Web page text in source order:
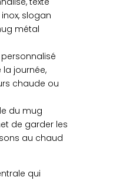
slogan
métal
journée,
chaude ou
du mug
de garder les
au chaud
qui